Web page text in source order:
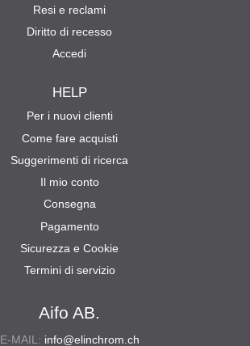
Aifo AB.
E-MAIL: info@elinchrom.ch
Resi e reclami
Diritto di recesso
Accedi
HELP
Per i nuovi clienti
Come fare acquisti
Suggerimenti di ricerca
Il mio conto
Consegna
Pagamento
Sicurezza e Cookie
Termini di servizio